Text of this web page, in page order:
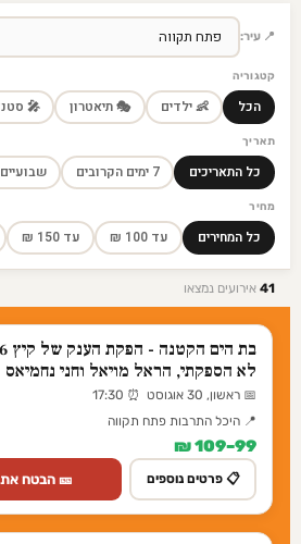
📍 עיר:
קטגוריה
הכל 👶 ילדים 🎭 תיאטרון 🎤
תאריך
כל התאריכים 7 ימים הקרובים
מחיר
כל המחירים עד 100 ₪ עד 150 ₪
41 אירועים נמצאו
לא הספקתי, הראל מויאל וחני נחמיאס
📅 ראשון, 30 אוגוסט ⏰ 17:30
📍 היכל התרבות פתח תקווה
99–109 ₪
📋 פרטים נוספים 🎫 הבטח